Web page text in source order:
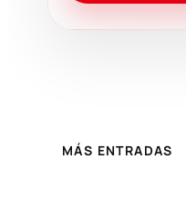
MÁS ENTRADAS